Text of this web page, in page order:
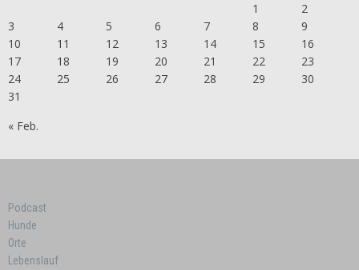
1
2
3
4 5 6 7 8
9
10
11 12 13 14 15
16
17
18 19 20 21 22
23
24
25 26 27 28 29
30
31
« Feb.
Podcast
Hunde
Orte
Lebenslauf